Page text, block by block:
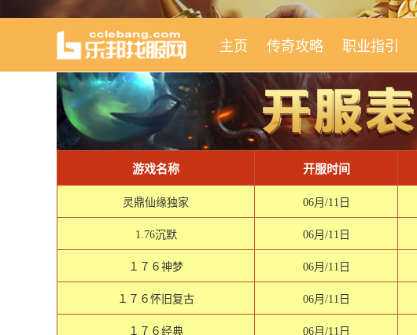
主页 传奇攻略 职业指引
游戏名称 开服时间
灵鼎仙缘独家 06月/11日
1.76沉默 06月/11日
１７６神梦 06月/11日
１７６怀旧复古 06月/11日
１７６经典 06月/11日